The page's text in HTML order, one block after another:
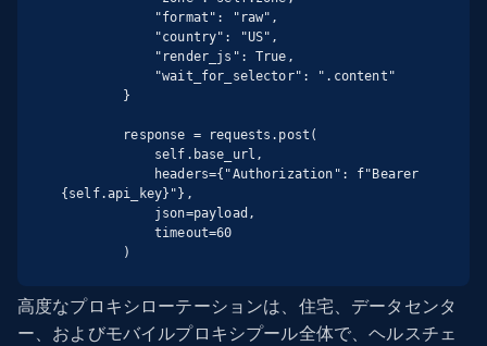
{self.api_key}"},
        )
高度なプロキシローテーションは、住宅、データセンタ
ー、およびモバイルプロキシプール全体で、ヘルスチェ